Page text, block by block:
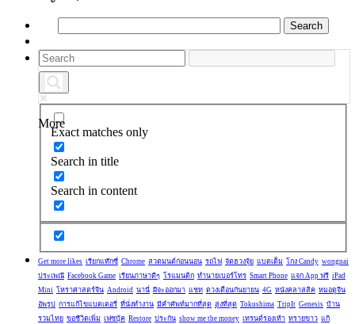
More
Exact matches only
Search in title
Search in content
Get more likes เรียกแท๊กซี่ Chrome สวดมนต์ก่อนนอน รถไฟ จัดฮวงจุ้ย แบตเต็ม โกง Candy wongnai
ประเพณี Facebook Game เรียนภาษาดีๆ โรแมนติก ทำนายเบอร์โทร Smart Phone แจก App ฟรี iPad
Mini โหราศาสตร์จีน Android นานี่ ผีจะออกมา แชท ดวงเดือนกันยายน 4G หนังคลาสสิค หมอดูจีน
อัพรูป การแก้ไขแบตเตอรี่ ที่นั่งทำงาน มีคำศัพท์มากที่สุด สูงที่สุด Tokushima TripIt Genesis บ้าน
รวมไทย ขอชีวิตเพิ่ม เฟซบุ้ค Restore ประกัน show me the money เทรนด์รองเท้า ทรายขาว แก้